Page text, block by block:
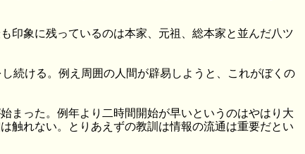
印象に残っているのは本家、元祖、総本家と並んだ八ツ
続ける。例え周囲の人間が辟易しようと、これがぼくの
まった。例年より二時間開始が早いというのはやはり大
触れない。とりあえずの教訓は情報の流通は重要だとい